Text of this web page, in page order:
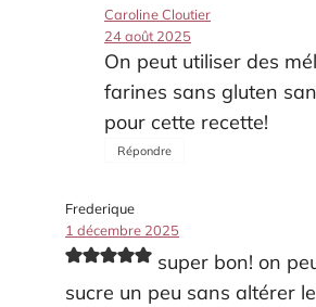
Caroline Cloutier
24 août 2025
On peut utiliser des
farines sans gluten
pour cette recette!
Répondre
Frederique
1 décembre 2025
super bon! on
sucre un peu sans altérer